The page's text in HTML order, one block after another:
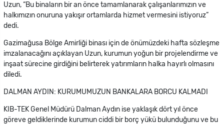
Uzun, “Bu binaların bir an önce tamamlanarak çalışanlarımızın ve
halkımızın onuruna yakışır ortamlarda hizmet vermesini istiyoruz”
dedi.
Gazimağusa Bölge Amirliği binası için de önümüzdeki hafta sözleşme
imzalanacağını açıklayan Uzun, kurumun yoğun bir projelendirme ve
inşaat sürecine girdiğini belirterek yatırımların halka hayırlı olmasını
diledi.
DALMAN AYDIN: KURUMUMUZUN BANKALARA BORCU KALMADI
KIB-TEK Genel Müdürü Dalman Aydın ise yaklaşık dört yıl önce
göreve geldiklerinde kurumun ciddi bir borç yükü bulunduğunu ve bu